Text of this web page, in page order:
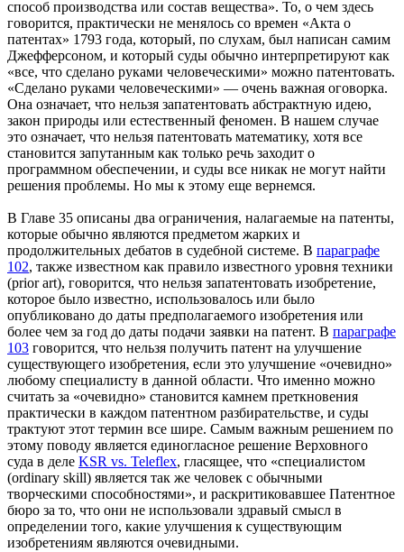
способ производства или состав вещества». То, о чем здесь
говорится, практически не менялось со времен «Акта о
патентах» 1793 года, который, по слухам, был написан самим
Джефферсоном, и который суды обычно интерпретируют как
«все, что сделано руками человеческими» можно патентовать.
«Сделано руками человеческими» — очень важная оговорка.
Она означает, что нельзя запатентовать абстрактную идею,
закон природы или естественный феномен. В нашем случае
это означает, что нельзя патентовать математику, хотя все
становится запутанным как только речь заходит о
программном обеспечении, и суды все никак не могут найти
решения проблемы. Но мы к этому еще вернемся.
В Главе 35 описаны два ограничения, налагаемые на патенты,
которые обычно являются предметом жарких и
продолжительных дебатов в судебной системе. В параграфе
102, также известном как правило известного уровня техники
(prior art), говорится, что нельзя запатентовать изобретение,
которое было известно, использовалось или было
опубликовано до даты предполагаемого изобретения или
более чем за год до даты подачи заявки на патент. В параграфе
103 говорится, что нельзя получить патент на улучшение
существующего изобретения, если это улучшение «очевидно»
любому специалисту в данной области. Что именно можно
считать за «очевидно» становится камнем преткновения
практически в каждом патентном разбирательстве, и суды
трактуют этот термин все шире. Самым важным решением по
этому поводу является единогласное решение Верховного
суда в деле KSR vs. Teleflex, гласящее, что «специалистом
(ordinary skill) является так же человек с обычными
творческими способностями», и раскритиковавшее Патентное
бюро за то, что они не использовали здравый смысл в
определении того, какие улучшения к существующим
изобретениям являются очевидными.